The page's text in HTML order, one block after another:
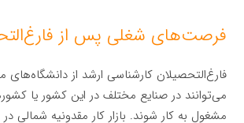
فرصت‌های شغلی پس از
فارغ‌التحصیلان کارشناسی ارشد از دانشگاه‌های
می‌توانند در صنایع مختلف در این کشور یا
مشغول به کار شوند. بازار کار مقدونیه شمالی